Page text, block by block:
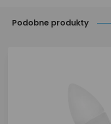
Podobne produkty